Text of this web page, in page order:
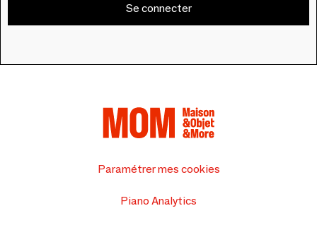
Se connecter
Paramétrer mes cookies
Piano Analytics